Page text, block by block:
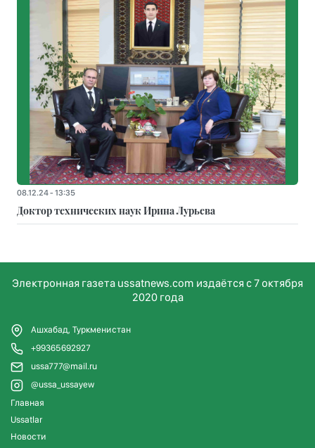
08.12.24 - 13:35
Доктор технических наук Ирина Лурьева
Электронная газета ussatnews.com издаётся с 7 октября
2020 года
Ашхабад, Туркменистан
+99365692927
ussa777@mail.ru
@ussa_ussayew
Главная
Ussatlar
Новости